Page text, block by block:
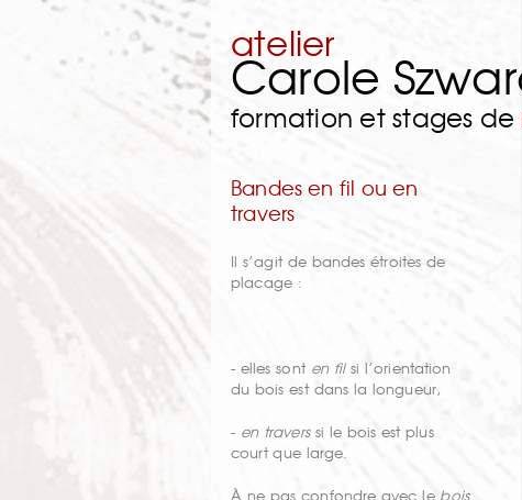
atelier
Carole
formation et stages de
Bandes en fil ou en
travers
Il s’agit de bandes étroites de
placage :
- elles sont en filsi l’orientation
du bois est dans la longueur,
- en traverssi le bois est plus
court que large.
À ne pas confondre avec le bois